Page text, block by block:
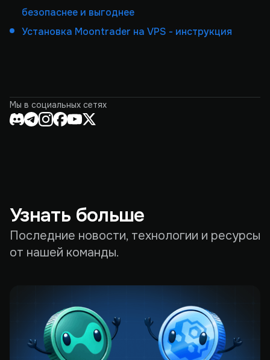
безопаснее и выгоднее
Установка Moontrader на VPS - инструкция
Мы в социальных сетях
Узнать больше
Последние новости, технологии и ресурсы
от нашей команды.